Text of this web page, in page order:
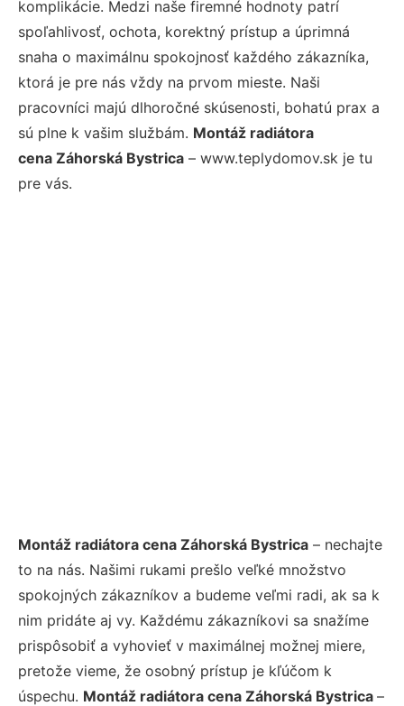
komplikácie. Medzi naše firemné hodnoty patrí
spoľahlivosť, ochota, korektný prístup a úprimná
snaha o maximálnu spokojnosť každého zákazníka,
ktorá je pre nás vždy na prvom mieste. Naši
pracovníci majú dlhoročné skúsenosti, bohatú prax a
sú plne k vašim službám. Montáž radiátora
cena Záhorská Bystrica – www.teplydomov.sk je tu
pre vás.
Montáž radiátora cena Záhorská Bystrica – nechajte
to na nás. Našimi rukami prešlo veľké množstvo
spokojných zákazníkov a budeme veľmi radi, ak sa k
nim pridáte aj vy. Každému zákazníkovi sa snažíme
prispôsobiť a vyhovieť v maximálnej možnej miere,
pretože vieme, že osobný prístup je kľúčom k
úspechu. Montáž radiátora cena Záhorská Bystrica –